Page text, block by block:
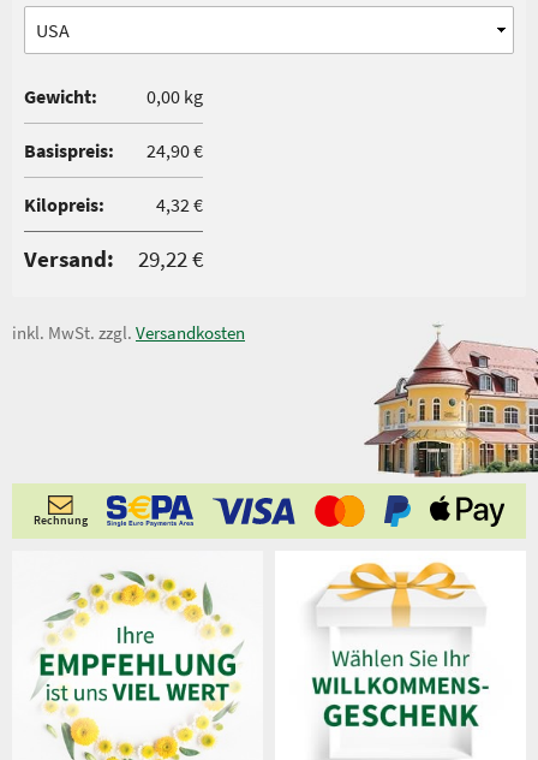
Gewicht: 0,00 kg
Basispreis: 24,90 €
Kilopreis: 4,32 €
Versand: 29,22 €
inkl. MwSt. zzgl. Versandkosten
Rechnung